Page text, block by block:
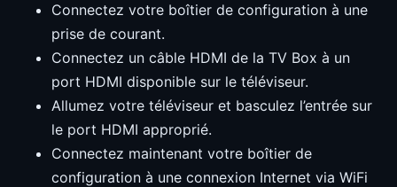
Connectez votre boîtier de configuration à une
prise de courant.
Connectez un câble HDMI de la TV Box à un
port HDMI disponible sur le téléviseur.
Allumez votre téléviseur et basculez l’entrée sur
le port HDMI approprié.
Connectez maintenant votre boîtier de
configuration à une connexion Internet via WiFi